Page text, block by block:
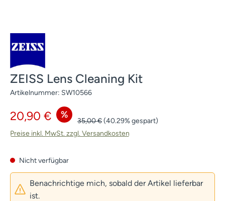
ZEISS Lens Cleaning Kit
Artikelnummer: SW10566
Verkaufspreis:
20,90 € %
Regulärer Preis:
35,00 €(40.29% gespart)
Preise inkl. MwSt. zzgl. Versandkosten
Nicht verfügbar
Benachrichtige mich, sobald der Artikel lieferbar
ist.